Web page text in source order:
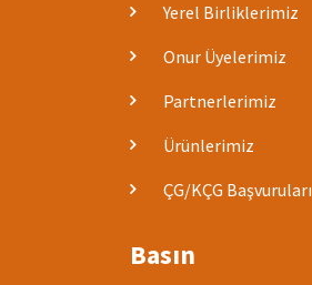
Yerel Birliklerimiz
Onur Üyelerimiz
Partnerlerimiz
Ürünlerimiz
ÇG/KÇG Başvuruları
Basın